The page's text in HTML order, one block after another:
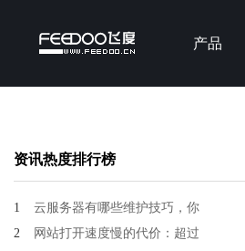
产品
资讯热度排行榜
1
云服务器有哪些维护技巧，你
2
网站打开速度慢的代价：超过